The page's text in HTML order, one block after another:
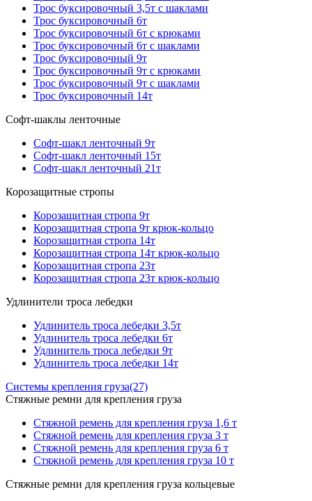
Трос буксировочный 3,5т с шаклами
Трос буксировочный 6т
Трос буксировочный 6т с крюками
Трос буксировочный 6т с шаклами
Трос буксировочный 9т
Трос буксировочный 9т с крюками
Трос буксировочный 9т с шаклами
Трос буксировочный 14т
Софт-шаклы ленточные
Софт-шакл ленточный 9т
Софт-шакл ленточный 15т
Софт-шакл ленточный 21т
Корозащитные стропы
Корозащитная стропа 9т
Корозащитная стропа 9т крюк-кольцо
Корозащитная стропа 14т
Корозащитная стропа 14т крюк-кольцо
Корозащитная стропа 23т
Корозащитная стропа 23т крюк-кольцо
Удлинители троса лебедки
Удлинитель троса лебедки 3,5т
Удлинитель троса лебедки 6т
Удлинитель троса лебедки 9т
Удлинитель троса лебедки 14т
Системы крепления груза(27)
Стяжные ремни для крепления груза
Стяжной ремень для крепления груза 1,6 т
Стяжной ремень для крепления груза 3 т
Стяжной ремень для крепления груза 6 т
Стяжной ремень для крепления груза 10 т
Стяжные ремни для крепления груза кольцевые